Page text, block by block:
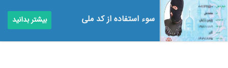
سوء استفاده از کد ملی بیشتر بدانید